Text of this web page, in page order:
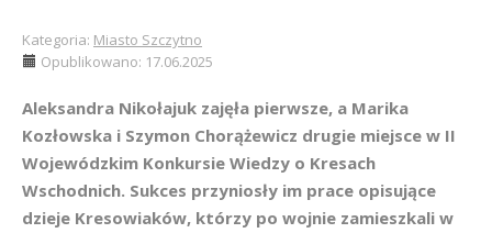
Kategoria: Miasto Szczytno
Opublikowano: 17.06.2025
Aleksandra Nikołajuk zajęła pierwsze, a Marika
Kozłowska i Szymon Chorążewicz drugie miejsce w II
Wojewódzkim Konkursie Wiedzy o Kresach
Wschodnich. Sukces przyniosły im prace opisujące
dzieje Kresowiaków, którzy po wojnie zamieszkali w